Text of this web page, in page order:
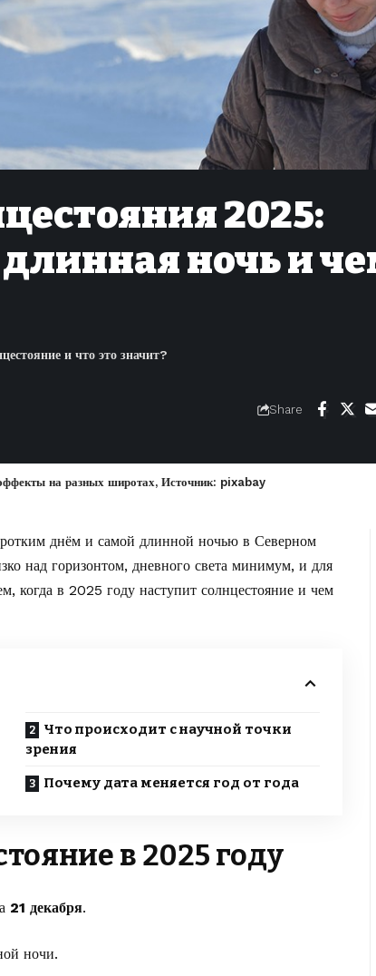
2025:
ночь и
и что это значит?
Share
на разных широтах, Источник: pixabay
днём и самой длинной ночью в Северном
над горизонтом, дневного света минимум, и для
когда в 2025 году наступит солнцестояние и чем
Что происходит с научной точки
зрения
Почему дата меняется год от года
в 2025 году
21 декабря.
ночи.